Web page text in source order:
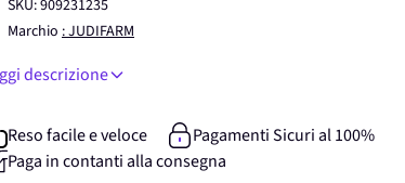
SKU:909231235
Marchio : JUDIFARM
descrizione
Reso facile e veloce
Pagamenti Sicuri al 100%
Paga in contanti alla consegna